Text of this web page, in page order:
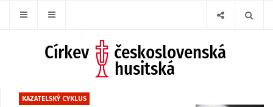
KAZATELSKÝ CYKLUS